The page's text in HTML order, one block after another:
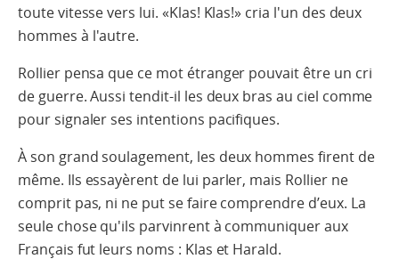
toute vitesse vers lui. «Klas! Klas!» cria l'un des deux
hommes à l'autre.
Rollier pensa que ce mot étranger pouvait être un cri
de guerre. Aussi tendit-il les deux bras au ciel comme
pour signaler ses intentions pacifiques.
À son grand soulagement, les deux hommes firent de
même. Ils essayèrent de lui parler, mais Rollier ne
comprit pas, ni ne put se faire comprendre d’eux. La
seule chose qu'ils parvinrent à communiquer aux
Français fut leurs noms : Klas et Harald.